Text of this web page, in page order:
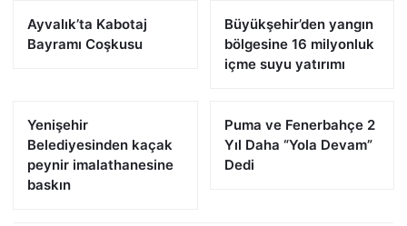
Ayvalık’ta Kabotaj
Bayramı Coşkusu
Büyükşehir’den yangın
bölgesine 16 milyonluk
içme suyu yatırımı
Yenişehir
Belediyesinden kaçak
peynir imalathanesine
baskın
Puma ve Fenerbahçe 2
Yıl Daha “Yola Devam”
Dedi